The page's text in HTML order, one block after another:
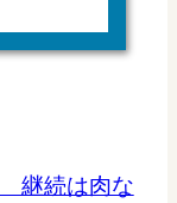
継続は肉な